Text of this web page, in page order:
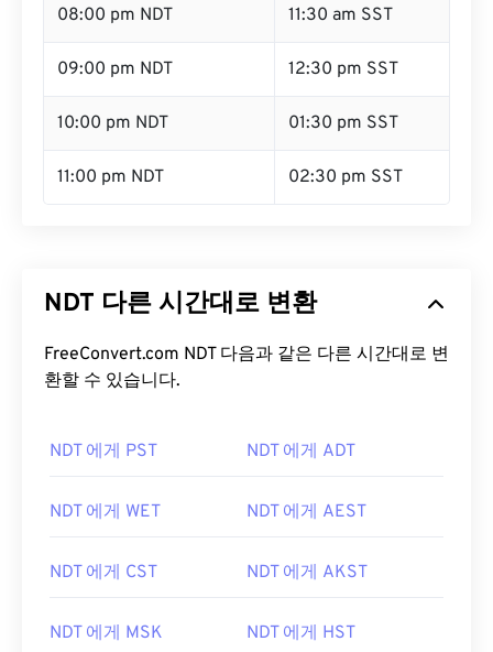
08:00 pm NDT 11:30 am SST
09:00 pm NDT 12:30 pm SST
10:00 pm NDT 01:30 pm SST
11:00 pm NDT 02:30 pm SST
NDT 다른 시간대로 변환
FreeConvert.com NDT 다음과 같은 다른 시간대로 변
환할 수 있습니다.
NDT 에게 PST NDT 에게 ADT
NDT 에게 WET NDT 에게 AEST
NDT 에게 CST NDT 에게 AKST
NDT 에게 MSK NDT 에게 HST